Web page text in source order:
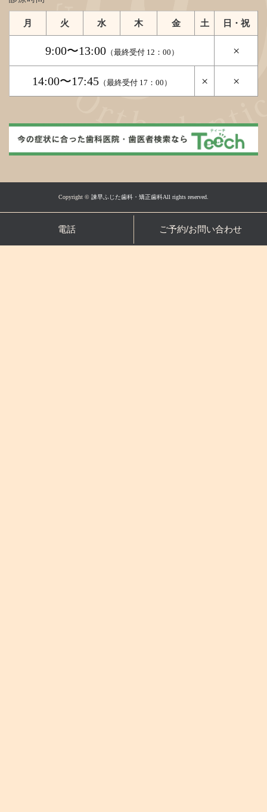
月 火 水 木 金 土 日・祝
9:00〜13:00（最終受付 12：00） ×
14:00〜17:45 （最終受付 17：00） × ×
Copyright © 諫早ふじた歯科・矯正歯科All rights reserved.
電話 ご予約/お問い合わせ